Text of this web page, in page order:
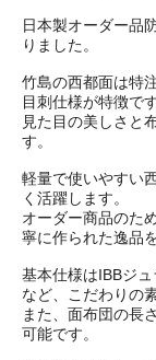
日本製オーダー品
りました。
竹島の西都面は特
目刺仕様が特徴です
見た目の美しさと
す。
軽量で使いやすい
く活躍します。
オーダー商品のた
寧に作られた逸品
基本仕様はIBBジ
など、こだわりの
また、面布団の長
可能です。